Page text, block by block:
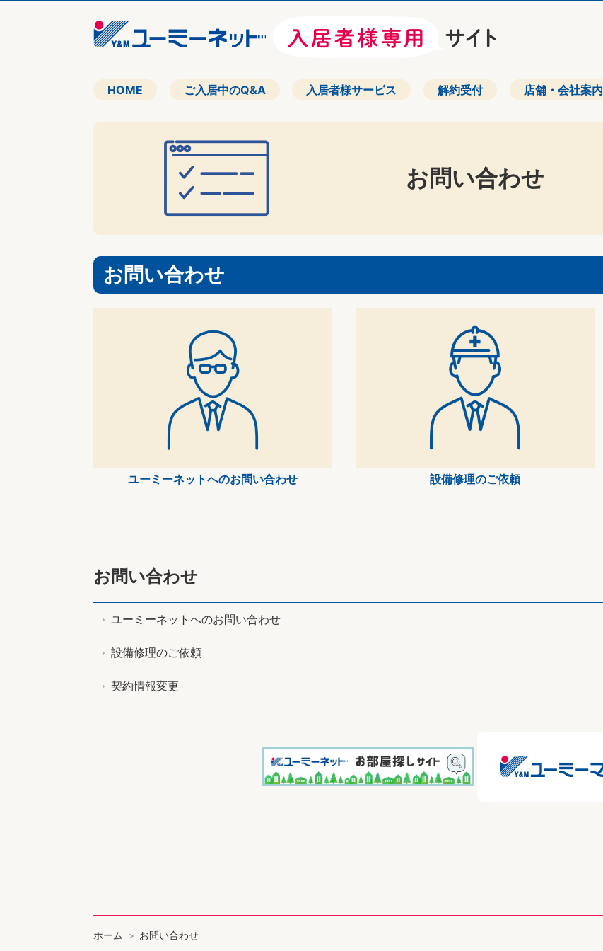
HOME ご入居中のQ&A 入居者様サービス 解約受付 店舗・会社案内
お問い合わせ
お問い合わせ
ユーミーネットへのお問い合わせ 設備修理のご依頼
お問い合わせ
ユーミーネットへのお問い合わせ
設備修理のご依頼
契約情報変更
ホーム お問い合わせ